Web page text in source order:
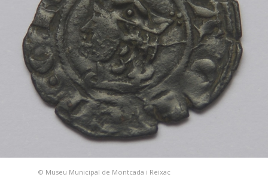
© Museu Municipal de Montcada i Reixac